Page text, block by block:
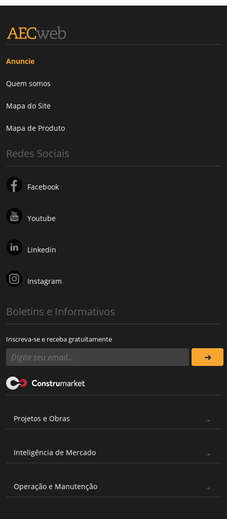
Anuncie
Quem somos
Mapa do Site
Mapa de Produto
Redes Sociais
Facebook
Youtube
Linkedin
Instagram
Boletins e Informativos
Inscreva-se e receba gratuitamente
Projetos e Obras
Inteligência de Mercado
Operação e Manutenção